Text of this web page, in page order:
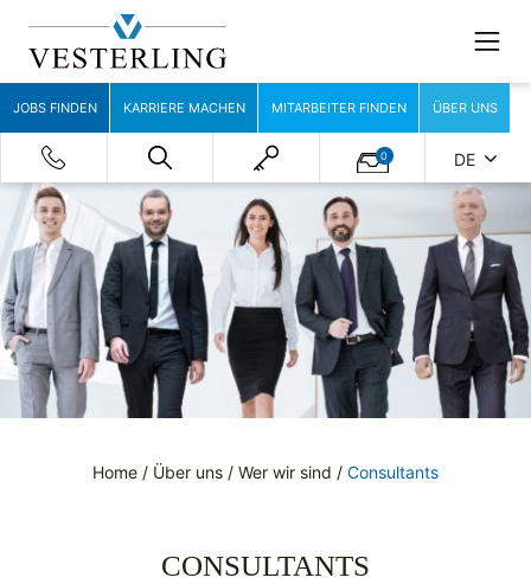
JOBS FINDEN KARRIERE MACHEN MITARBEITER FINDEN ÜBER UNS
0 DE
Home / Über uns / Wer wir sind / Consultants
CONSULTANTS